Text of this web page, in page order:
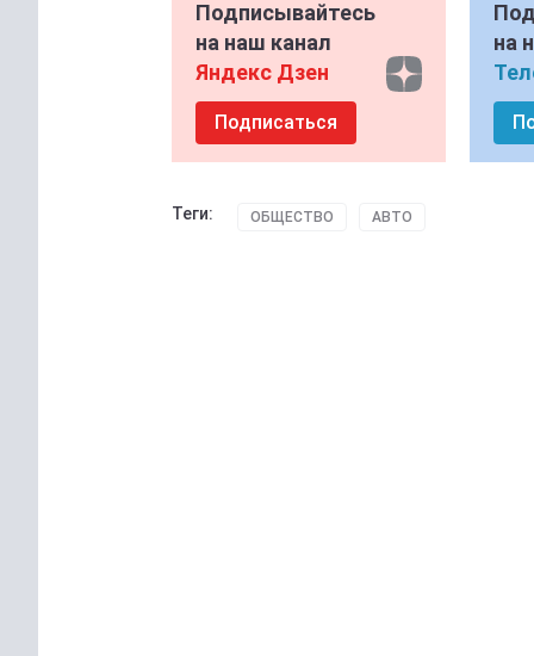
Подписывайтесь
на наш канал
Яндекс Дзен
Подписаться
на
Теги: ОБЩЕСТВО АВТО